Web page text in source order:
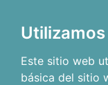
Este sitio web
básica del sitio